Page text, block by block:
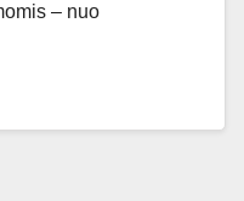
– nuo